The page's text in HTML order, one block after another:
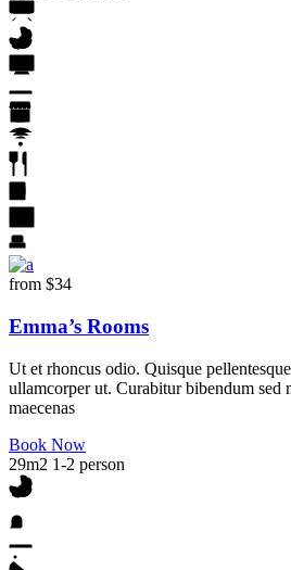
from $34
Emma’s Rooms
Ut et rhoncus odio. Quisque
ullamcorper ut. Curabitur bibendum sed
maecenas
Book Now
29m2 1-2 person